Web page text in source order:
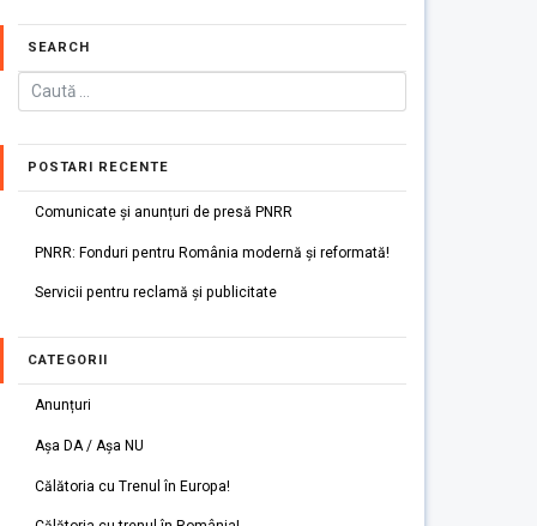
SEARCH
POSTARI RECENTE
Comunicate și anunțuri de presă PNRR
PNRR: Fonduri pentru România modernă și reformată!
Servicii pentru reclamă și publicitate
CATEGORII
Anunțuri
Așa DA / Așa NU
Călătoria cu Trenul în Europa!